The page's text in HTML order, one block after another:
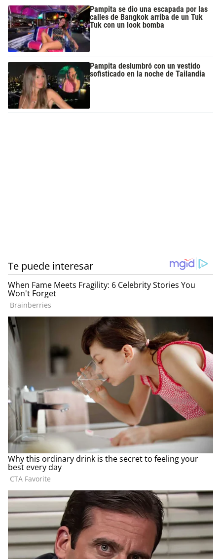
Pampita se dio una escapada por las
calles de Bangkok arriba de un Tuk
Tuk con un look bomba
Pampita deslumbró con un vestido
sofisticado en la noche de Tailandia